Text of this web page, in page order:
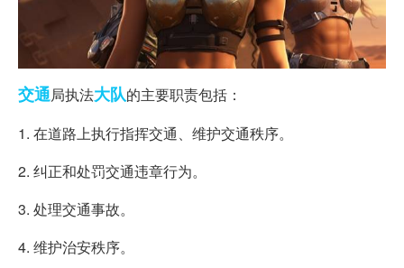
交通局执法大队的主要职责包括：
1. 在道路上执行指挥交通、维护交通秩序。
2. 纠正和处罚交通违章行为。
3. 处理交通事故。
4. 维护治安秩序。